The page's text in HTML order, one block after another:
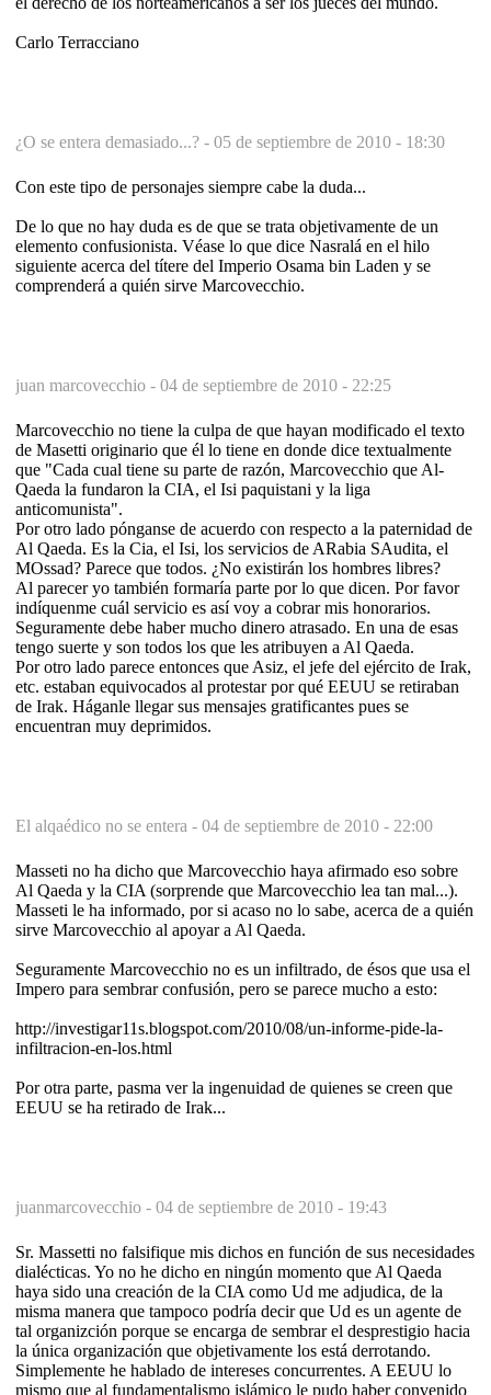
Carlo Terracciano
¿O se entera demasiado...? - 05 de septiembre de 2010 - 18:30
Con este tipo de personajes siempre cabe la duda...
De lo que no hay duda es de que se trata objetivamente de un
elemento confusionista. Véase lo que dice Nasralá en el hilo
siguiente acerca del títere del Imperio Osama bin Laden y se
comprenderá a quién sirve Marcovecchio.
juan marcovecchio - 04 de septiembre de 2010 - 22:25
Marcovecchio no tiene la culpa de que hayan modificado el texto
de Masetti originario que él lo tiene en donde dice textualmente
que "Cada cual tiene su parte de razón, Marcovecchio que Al-
Qaeda la fundaron la CIA, el Isi paquistani y la liga
anticomunista".
Por otro lado pónganse de acuerdo con respecto a la paternidad de
Al Qaeda. Es la Cia, el Isi, los servicios de ARabia SAudita, el
MOssad? Parece que todos. ¿No existirán los hombres libres?
Al parecer yo también formaría parte por lo que dicen. Por favor
indíquenme cuál servicio es así voy a cobrar mis honorarios.
Seguramente debe haber mucho dinero atrasado. En una de esas
tengo suerte y son todos los que les atribuyen a Al Qaeda.
Por otro lado parece entonces que Asiz, el jefe del ejército de Irak,
etc. estaban equivocados al protestar por qué EEUU se retiraban
de Irak. Háganle llegar sus mensajes gratificantes pues se
encuentran muy deprimidos.
El alqaédico no se entera - 04 de septiembre de 2010 - 22:00
Masseti no ha dicho que Marcovecchio haya afirmado eso sobre
Al Qaeda y la CIA (sorprende que Marcovecchio lea tan mal...).
Masseti le ha informado, por si acaso no lo sabe, acerca de a quién
sirve Marcovecchio al apoyar a Al Qaeda.
Seguramente Marcovecchio no es un infiltrado, de ésos que usa el
Impero para sembrar confusión, pero se parece mucho a esto:
http://investigar11s.blogspot.com/2010/08/un-informe-pide-la-
infiltracion-en-los.html
Por otra parte, pasma ver la ingenuidad de quienes se creen que
EEUU se ha retirado de Irak...
juanmarcovecchio - 04 de septiembre de 2010 - 19:43
Sr. Massetti no falsifique mis dichos en función de sus necesidades
dialécticas. Yo no he dicho en ningún momento que Al Qaeda
haya sido una creación de la CIA como Ud me adjudica, de la
misma manera que tampoco podría decir que Ud es un agente de
tal organizción porque se encarga de sembrar el desprestigio hacia
la única organización que objetivamente los está derrotando.
Simplemente he hablado de intereses concurrentes. A EEUU lo
mismo que al fundamentalismo islámico le pudo haber convenido